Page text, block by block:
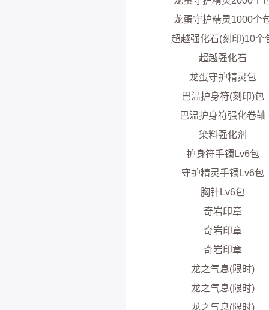
龙蛋守护精灵1000个
超越强化石(刻印)10个
超越强化石
龙蛋守护精灵包
巴温护身符(刻印)包
巴温护身符强化卷轴
染料强化剂
护身符手镯Lv6包
守护精灵手镯Lv6包
胸针Lv6包
奇岩印章
奇岩印章
奇岩印章
龙之气息(限时)
龙之气息(限时)
龙之气息(限时)